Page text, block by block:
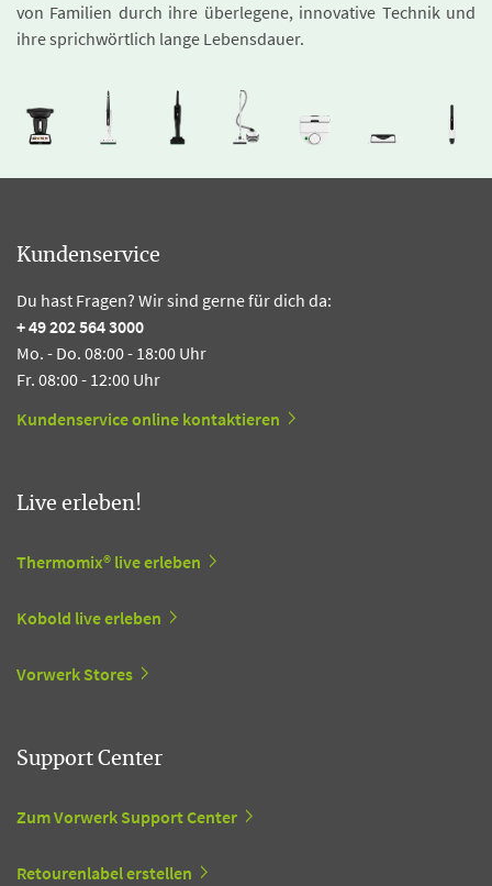
von Familien durch ihre überlegene, innovative Technik und
ihre sprichwörtlich lange Lebensdauer.
Kundenservice
Du hast Fragen? Wir sind gerne für dich da:
+ 49 202 564 3000
Mo. - Do. 08:00 - 18:00 Uhr
Fr. 08:00 - 12:00 Uhr
Kundenservice online kontaktieren
Live erleben!
Thermomix® live erleben
Kobold live erleben
Vorwerk Stores
Support Center
Zum Vorwerk Support Center
Retourenlabel erstellen